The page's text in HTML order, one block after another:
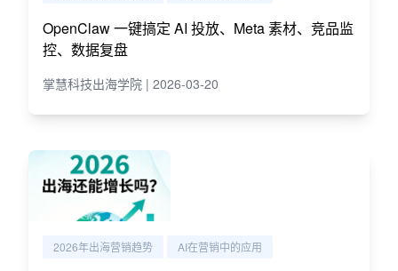
OpenClaw 一键搞定 AI 投放、Meta 素材、竞品监
控、数据复盘
掌慧科技出海学院 | 2026-03-20
2026年出海营销趋势 AI在营销中的应用